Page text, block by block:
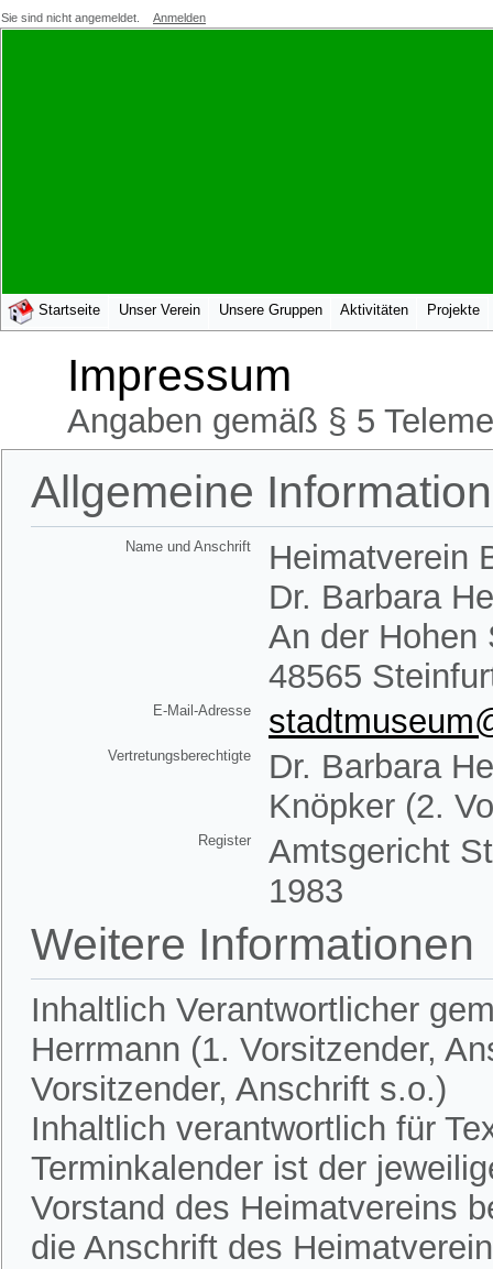
Sie sind nicht angemeldet. Anmelden
Startseite Unser Verein Unsere Gruppen Aktivitäten Projekte
Impressum
Angaben gemäß § 5
Allgemeine
Name und Anschrift
Heimatverein
Dr. Barbara
An der Hohen
48565
E-Mail-Adresse
Vertretungsberechtigte
Dr. Barbara
Knöpker (2.
Register
Amtsgericht
1983
Weitere Informationen
Inhaltlich Verantwortlicher
Herrmann (1. Vorsitzender,
Vorsitzender, Anschrift s.o.)
Inhaltlich verantwortlich für
Terminkalender ist der
Vorstand des Heimatvereins
die Anschrift des